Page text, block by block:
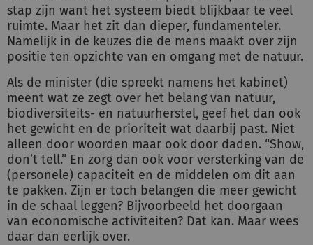
stap zijn want het systeem biedt blijkbaar te veel
ruimte. Maar het zit dan dieper, fundamenteler.
Namelijk in de keuzes die de mens maakt over zijn
positie ten opzichte van en omgang met de natuur.
Als de minister (die spreekt namens het kabinet)
meent wat ze zegt over het belang van natuur,
biodiversiteits- en natuurherstel, geef het dan ook
het gewicht en de prioriteit wat daarbij past. Niet
alleen door woorden maar ook door daden. “Show,
don’t tell.” En zorg dan ook voor versterking van de
(personele) capaciteit en de middelen om dit aan
te pakken. Zijn er toch belangen die meer gewicht
in de schaal leggen? Bijvoorbeeld het doorgaan
van economische activiteiten? Dat kan. Maar wees
daar dan eerlijk over.